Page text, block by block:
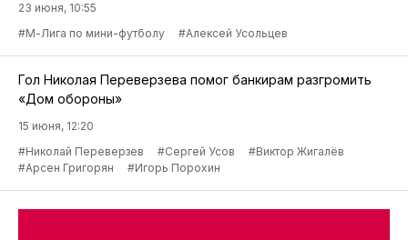
23 июня, 10:55
#М-Лига по мини-футболу
#Алексей Усольцев
Гол Николая Переверзева помог банкирам разгромить
«Дом обороны»
15 июня, 12:20
#Николай Переверзев
#Сергей Усов
#Виктор Жигалёв
#Арсен Григорян
#Игорь Порохин